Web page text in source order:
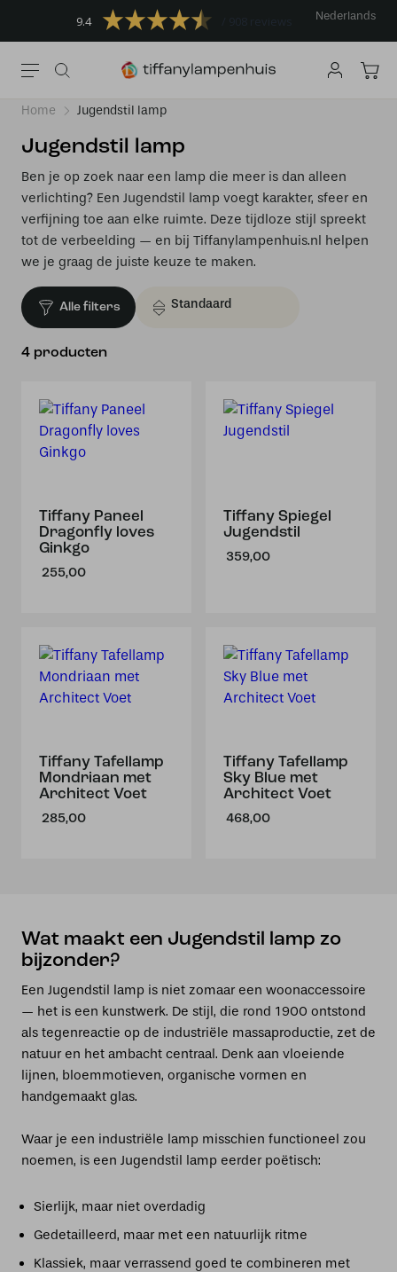
9.4 Nederlands
Home Jugendstil lamp
Jugendstil lamp
Ben je op zoek naar een lamp die meer is dan alleen
verlichting? Een Jugendstil lamp voegt karakter, sfeer en
verfijning toe aan elke ruimte. Deze tijdloze stijl spreekt
tot de verbeelding — en bij Tiffanylampenhuis.nl helpen
we je graag de juiste keuze te maken.
Alle filters
4 producten
Tiffany Paneel
Dragonfly loves
Ginkgo
255,00
Tiffany Spiegel
Jugendstil
359,00
Tiffany Tafellamp
Mondriaan met
Architect Voet
285,00
Tiffany Tafellamp
Sky Blue met
Architect Voet
468,00
Wat maakt een Jugendstil lamp zo
bijzonder?
Een Jugendstil lamp is niet zomaar een woonaccessoire
— het is een kunstwerk. De stijl, die rond 1900 ontstond
als tegenreactie op de industriële massaproductie, zet de
natuur en het ambacht centraal. Denk aan vloeiende
lijnen, bloemmotieven, organische vormen en
handgemaakt glas.
Waar je een industriële lamp misschien functioneel zou
noemen, is een Jugendstil lamp eerder poëtisch:
Sierlijk, maar niet overdadig
Gedetailleerd, maar met een natuurlijk ritme
Klassiek, maar verrassend goed te combineren met